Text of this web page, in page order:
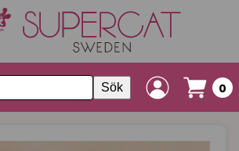
Sök 0